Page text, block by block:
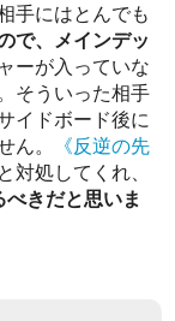
手にはとんでも
で、メインデッ
ーが入っていな
そういった相手
イドボード後に
ん。
《反逆の先
対処してくれ、
きだと思いま